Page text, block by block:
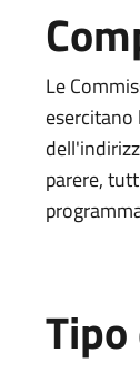
Le
parere,